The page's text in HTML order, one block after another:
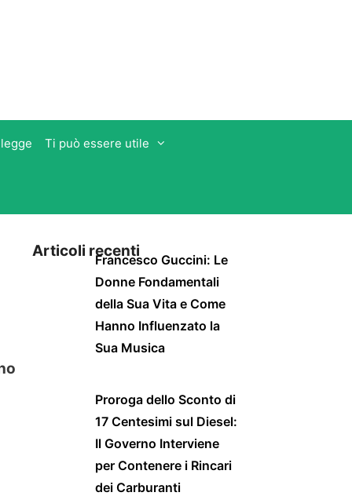
Ti può essere utile
Articoli recentiFrancesco Guccini: Le
Donne Fondamentali
della Sua Vita e Come
Hanno Influenzato la
Sua Musica
Proroga dello Sconto di
17 Centesimi sul Diesel:
Il Governo Interviene
per Contenere i Rincari
dei Carburanti